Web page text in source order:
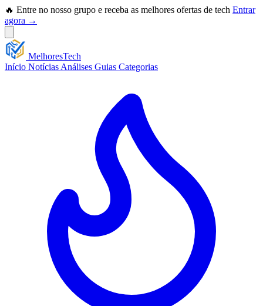
🔥 Entre no nosso grupo e receba as melhores ofertas de tech Entrar
agora →
MelhoresTech
Início Notícias Análises Guias Categorias